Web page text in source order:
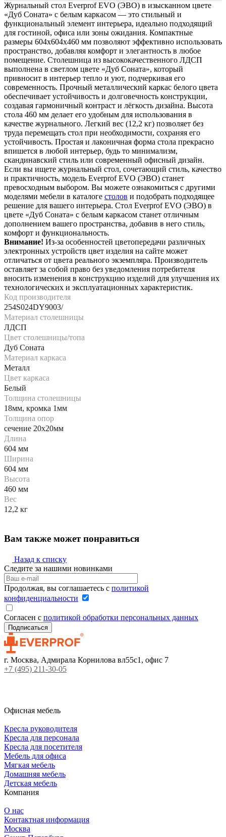
Журнальный стол Everprof EVO (ЭВО) в изысканном цвете
«Дуб Соната» с белым каркасом — это стильный и
функциональный элемент интерьера, идеально подходящий
для гостиной, офиса или зоны ожидания. Компактные
размеры 604х604х460 мм позволяют эффективно использовать
пространство, добавляя комфорт и элегантность в любое
помещение. Столешница из высококачественного ЛДСП
выполнена в светлом цвете «Дуб Соната», который
привносит в интерьер тепло и уют, подчеркивая его
современность. Прочный металлический каркас белого цвета
обеспечивает устойчивость и долговечность конструкции,
создавая гармоничный контраст и лёгкость дизайна. Высота
стола 460 мм делает его удобным для использования в
качестве журнального. Легкий вес (12,2 кг) позволяет без
труда перемещать стол при необходимости, сохраняя его
устойчивость. Простая и лаконичная форма стола прекрасно
впишется в любой интерьер, будь то минимализм,
скандинавский стиль или современный офисный дизайн.
Если вы ищете журнальный стол, сочетающий стиль, качество
и практичность, модель Everprof EVO (ЭВО) станет
превосходным выбором. Вы можете ознакомиться с другими
моделями мебели в каталоге столов и подобрать подходящее
решение для вашего интерьера. Стол Everprof EVO (ЭВО) в
цвете «Дуб Соната» с белым каркасом станет отличным
дополнением вашего пространства, добавив в него стиль,
комфорт и функциональность.
Внимание! Из-за особенностей цветопередачи различных
электронных устройств цвет изделия на сайте может
отличаться от цвета реального экземпляра. Производитель
оставляет за собой право без уведомления потребителя
вносить изменения в конструкцию изделий для улучшения их
технологических и эксплуатационных характеристик.
Код производителя
254S024DY9003/
Материал столешницы
ЛДСП
Цвет столешницы/топа
Дуб Соната
Материал каркаса
Металл
Цвет каркаса
Белый
Толщина столешницы
18мм, кромка 1мм
Толщина опор
сечение 20х20мм
Длина
604 мм
Ширина
604 мм
Высота
460 мм
Вес
12,2 кг
Вам также может понравиться
Назад к списку
Следите за нашими новинками
Продолжая, вы соглашаетесь с политикой
конфиденциальности
Согласен с политикой обработки персональных данных
г. Москва, Адмирала Корнилова вл55с1, офис 7
+7 (495) 211-30-05
Офисная мебель
Кресла руководителя
Кресла для персонала
Кресла для посетителя
Мебель для офиса
Мягкая мебель
Домашняя мебель
Детская мебель
Компания
О нас
Контактная информация
Москва